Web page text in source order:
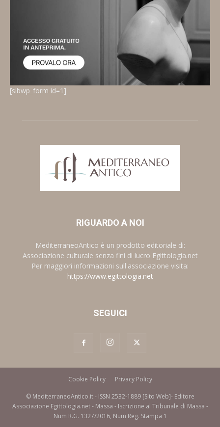
[sibwp_form id=1]
RIGUARDO A NOI
MediterraneoAntico è un prodotto editoriale di:
Associazione culturale senza fini di lucro Egittologia.net
Per maggiori informazioni sull'associazione visita:
https://www.egittologia.net
SEGUICI
Cookie Policy Privacy Policy
© MediterraneoAntico.it - ISSN 2532-1889 [Sito Web]- Editore
Associazione Egittologia.net - Massa - Iscrizione al Tribunale di Massa -
Num R.G. 1327/2016, Num Reg. Stampa 1